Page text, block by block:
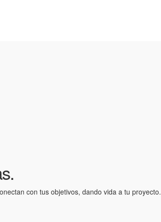
con tus objetivos, dando vida a tu proyecto.